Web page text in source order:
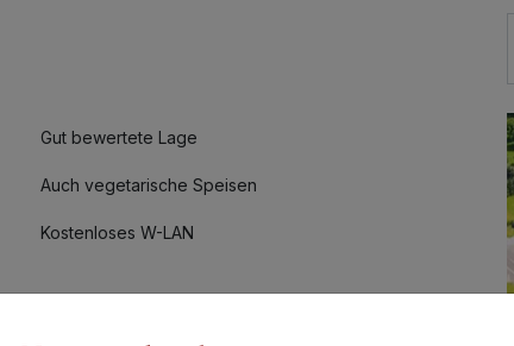
35,00 €
Gut bewertete Lage
Auch vegetarische Speisen
Kostenloses W-LAN